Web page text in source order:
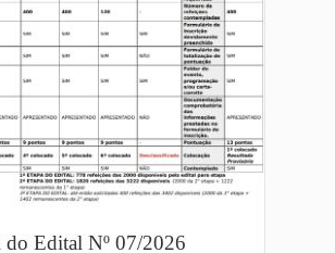
do Edital Nº 07/2026